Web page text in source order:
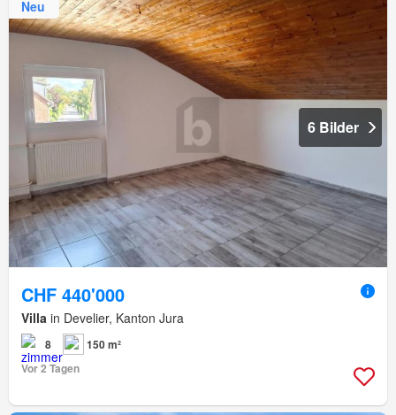
Neu
6 Bilder
CHF 440'000
Villa in Develier, Kanton Jura
8
150 m²
Vor 2 Tagen